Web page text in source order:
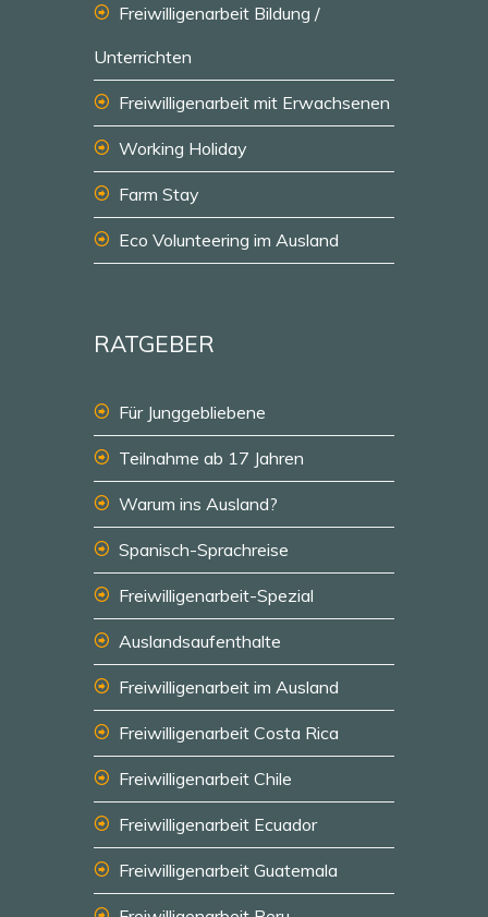
Freiwilligenarbeit Bildung /
Unterrichten
Freiwilligenarbeit mit Erwachsenen
Working Holiday
Farm Stay
Eco Volunteering im Ausland
RATGEBER
Für Junggebliebene
Teilnahme ab 17 Jahren
Warum ins Ausland?
Spanisch-Sprachreise
Freiwilligenarbeit-Spezial
Auslandsaufenthalte
Freiwilligenarbeit im Ausland
Freiwilligenarbeit Costa Rica
Freiwilligenarbeit Chile
Freiwilligenarbeit Ecuador
Freiwilligenarbeit Guatemala